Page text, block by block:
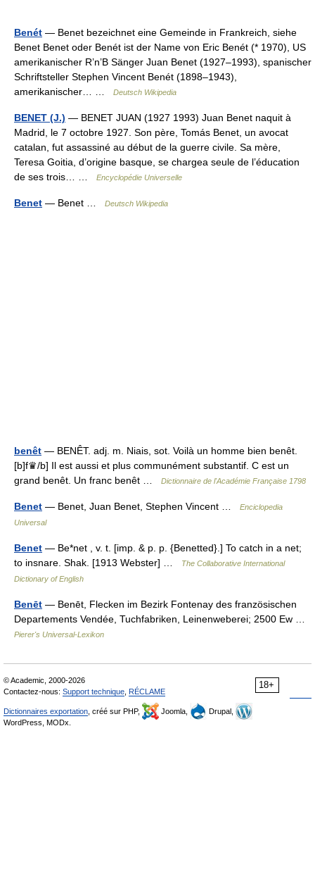
Benét — Benet bezeichnet eine Gemeinde in Frankreich, siehe
Benet Benet oder Benét ist der Name von Eric Benét (* 1970), US
amerikanischer R’n’B Sänger Juan Benet (1927–1993), spanischer
Schriftsteller Stephen Vincent Benét (1898–1943),
amerikanischer… …
Deutsch Wikipedia
BENET (J.) — BENET JUAN (1927 1993) Juan Benet naquit à
Madrid, le 7 octobre 1927. Son père, Tomás Benet, un avocat
catalan, fut assassiné au début de la guerre civile. Sa mère,
Teresa Goitia, d’origine basque, se chargea seule de l’éducation
de ses trois… …
Encyclopédie Universelle
Benet — Benet … Deutsch Wikipedia
benêt — BENÊT. adj. m. Niais, sot. Voilà un homme bien benêt.
[b]f♛/b] Il est aussi et plus communément substantif. C est un
grand benêt. Un franc benêt …
Dictionnaire de l'Académie Française 1798
Benet — Benet, Juan Benet, Stephen Vincent …
Enciclopedia
Universal
Benet — Be*net , v. t. [imp. & p. p. {Benetted}.] To catch in a net;
to insnare. Shak. [1913 Webster] …
The Collaborative International
Dictionary of English
Benēt — Benēt, Flecken im Bezirk Fontenay des französischen
Departements Vendée, Tuchfabriken, Leinenweberei; 2500 Ew …
Pierer's Universal-Lexikon
18+
© Academic, 2000-2026
Contactez-nous: Support technique RÉCLAME
Dictionnaires exportation , créé sur PHP, Joomla,
Drupal,
WordPress, MODx.